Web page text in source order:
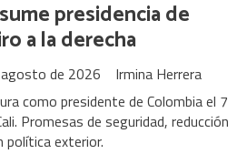
presidencia de
a la derecha
Irmina Herrera
de 2026
como presidente de Colombia el 7
Promesas de seguridad, reducción
política exterior.